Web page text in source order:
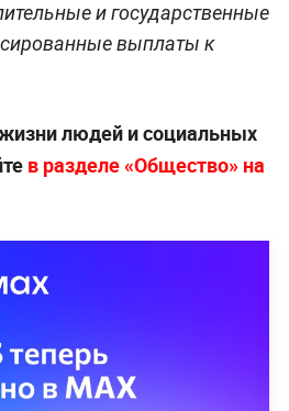
и государственные
выплаты к
людей и социальных
в разделе «Общество» на